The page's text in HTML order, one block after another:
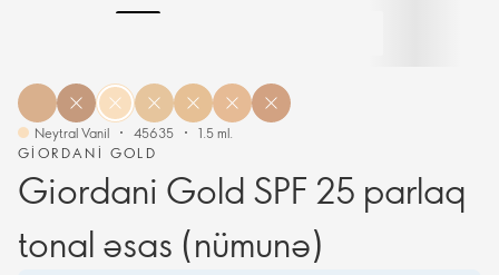
GIORDANI GOLD
Giordani Gold SPF 25 parlaq
tonal əsas (nümunə)
Neytral Vanil 45635 1.5 ml.